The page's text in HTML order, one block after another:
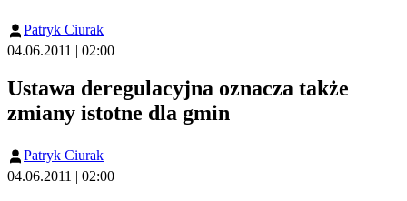
Patryk Ciurak
04.06.2011 | 02:00
Ustawa deregulacyjna oznacza także
zmiany istotne dla gmin
Patryk Ciurak
04.06.2011 | 02:00